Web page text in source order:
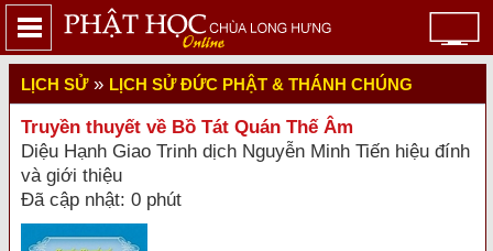
LỊCH SỬ» LỊCH SỬ ĐỨC PHẬT & THÁNH CHÚNG
Truyền thuyết về Bồ Tát Quán Thế Âm
Diệu Hạnh Giao Trinh dịch Nguyễn Minh Tiến hiệu đính
và giới thiệu
Đã cập nhật: 0 phút